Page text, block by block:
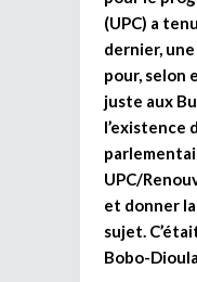
(UPC) a
dernier,
pour, selon
juste aux
l’existence
UPC/
et donner
sujet.
Bobo-